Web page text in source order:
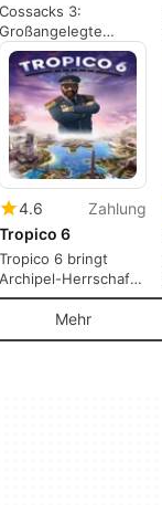
Cossacks 3:
Großangelegte
historische RTS mit
massiven Schlachten
4.6
Zahlung
Tropico 6
Tropico 6 bringt
Archipel-Herrschaft
und politisches
Theater ins Spiel
Mehr